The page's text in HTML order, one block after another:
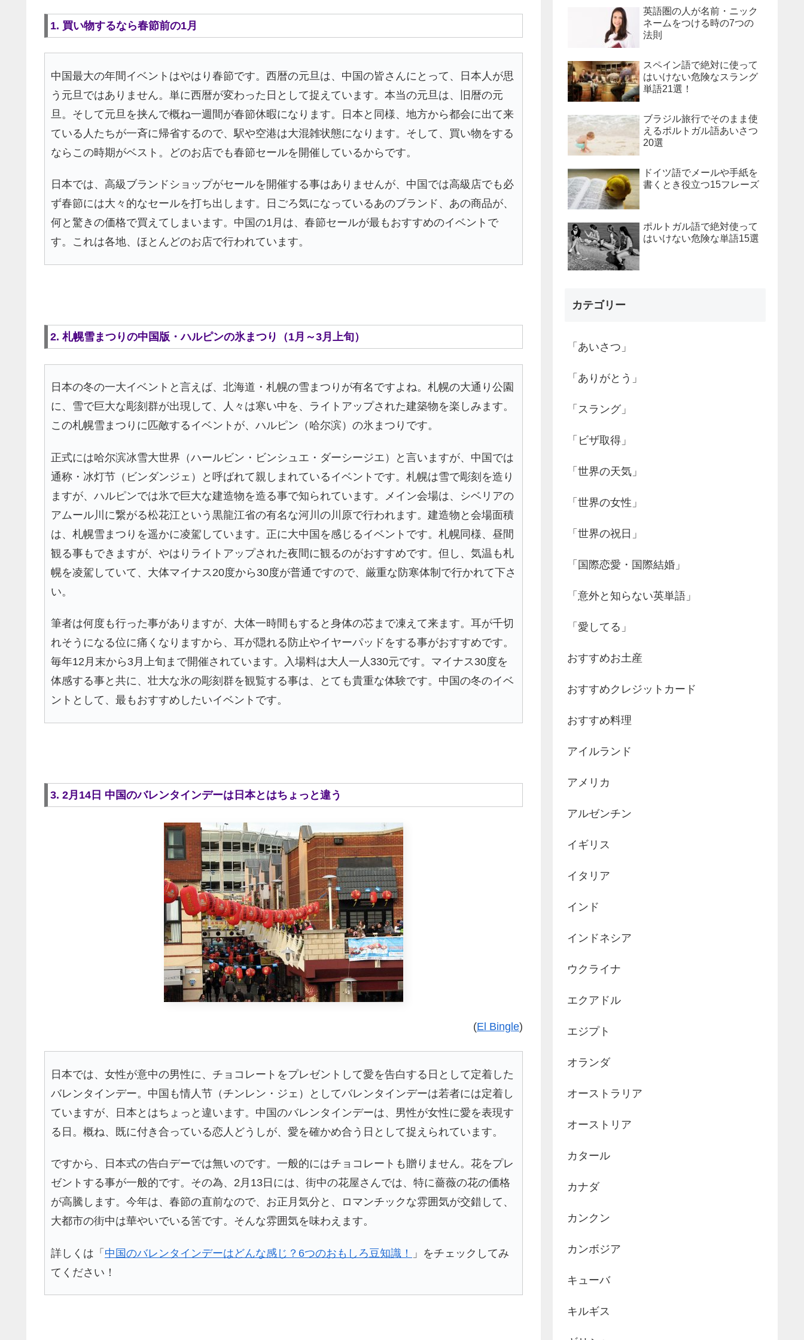
1. 買い物するなら春節前の1月
中国最大の年間イベントはやはり春節です。西暦の元旦は、中国の皆さんにとって、日本人が思
う元旦ではありません。単に西暦が変わった日として捉えています。本当の元旦は、旧暦の元
旦。そして元旦を挟んで概ね一週間が春節休暇になります。日本と同様、地方から都会に出て来
ている人たちが一斉に帰省するので、駅や空港は大混雑状態になります。そして、買い物をする
ならこの時期がベスト。どのお店でも春節セールを開催しているからです。
日本では、高級ブランドショップがセールを開催する事はありませんが、中国では高級店でも必
ず春節には大々的なセールを打ち出します。日ごろ気になっているあのブランド、あの商品が、
何と驚きの価格で買えてしまいます。中国の1月は、春節セールが最もおすすめのイベントで
す。これは各地、ほとんどのお店で行われています。
2. 札幌雪まつりの中国版・ハルピンの氷まつり（1月～3月上旬）
日本の冬の一大イベントと言えば、北海道・札幌の雪まつりが有名ですよね。札幌の大通り公園
に、雪で巨大な彫刻群が出現して、人々は寒い中を、ライトアップされた建築物を楽しみます。
この札幌雪まつりに匹敵するイベントが、ハルピン（哈尔滨）の氷まつりです。
正式には哈尔滨冰雪大世界（ハールビン・ビンシュエ・ダーシージエ）と言いますが、中国では
通称・冰灯节（ビンダンジェ）と呼ばれて親しまれているイベントです。札幌は雪で彫刻を造り
ますが、ハルピンでは氷で巨大な建造物を造る事で知られています。メイン会場は、シベリアの
アムール川に繋がる松花江という黒龍江省の有名な河川の川原で行われます。建造物と会場面積
は、札幌雪まつりを遥かに凌駕しています。正に大中国を感じるイベントです。札幌同様、昼間
観る事もできますが、やはりライトアップされた夜間に観るのがおすすめです。但し、気温も札
幌を凌駕していて、大体マイナス20度から30度が普通ですので、厳重な防寒体制で行かれて下さ
い。
筆者は何度も行った事がありますが、大体一時間もすると身体の芯まで凍えて来ます。耳が千切
れそうになる位に痛くなりますから、耳が隠れる防止やイヤーパッドをする事がおすすめです。
毎年12月末から3月上旬まで開催されています。入場料は大人一人330元です。マイナス30度を
体感する事と共に、壮大な氷の彫刻群を観覧する事は、とても貴重な体験です。中国の冬のイベ
ントとして、最もおすすめしたいイベントです。
3. 2月14日 中国のバレンタインデーは日本とはちょっと違う
(El Bingle)
日本では、女性が意中の男性に、チョコレートをプレゼントして愛を告白する日として定着した
バレンタインデー。中国も情人节（チンレン・ジェ）としてバレンタインデーは若者には定着し
ていますが、日本とはちょっと違います。中国のバレンタインデーは、男性が女性に愛を表現す
る日。概ね、既に付き合っている恋人どうしが、愛を確かめ合う日として捉えられています。
ですから、日本式の告白デーでは無いのです。一般的にはチョコレートも贈りません。花をプレ
ゼントする事が一般的です。その為、2月13日には、街中の花屋さんでは、特に薔薇の花の価格
が高騰します。今年は、春節の直前なので、お正月気分と、ロマンチックな雰囲気が交錯して、
大都市の街中は華やいでいる筈です。そんな雰囲気を味わえます。
詳しくは「 中国のバレンタインデーはどんな感じ？6つのおもしろ豆知識！
」をチェックしてみ
てください！
英語圏の人が名前・ニック
ネームをつける時の7つの
法則
スペイン語で絶対に使って
はいけない危険なスラング
単語21選！
ブラジル旅行でそのまま使
えるポルトガル語あいさつ
20選
ドイツ語でメールや手紙を
書くとき役立つ15フレーズ
ポルトガル語で絶対使って
はいけない危険な単語15選
カテゴリー
「あいさつ」
「ありがとう」
「スラング」
「ビザ取得」
「世界の天気」
「世界の女性」
「世界の祝日」
「国際恋愛・国際結婚」
「意外と知らない英単語」
「愛してる」
おすすめお土産
おすすめクレジットカード
おすすめ料理
アイルランド
アメリカ
アルゼンチン
イギリス
イタリア
インド
インドネシア
ウクライナ
エクアドル
エジプト
オランダ
オーストラリア
オーストリア
カタール
カナダ
カンクン
カンボジア
キューバ
キルギス